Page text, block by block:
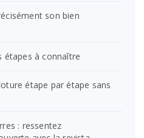
son bien
étapes à connaître
étape par étape sans
: ressentez